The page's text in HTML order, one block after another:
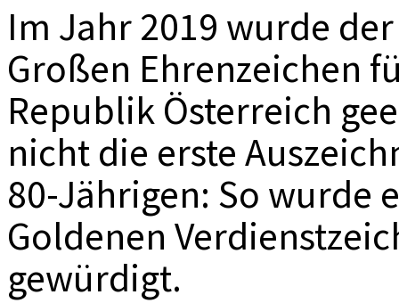
Im Jahr 2019 wurde
Großen Ehrenzeichen
Republik Österreich
nicht die erste
80-Jährigen: So wurde
Goldenen
gewürdigt.